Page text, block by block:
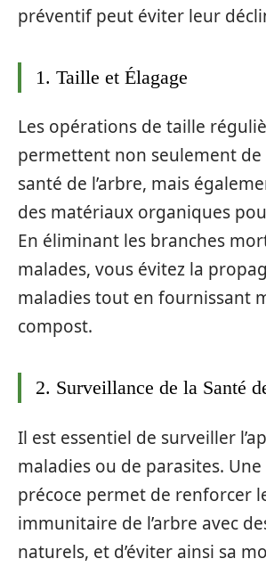
préventif peut éviter leur
1. Taille et Élagage
Les opérations de taille
permettent non seulement
santé de l’arbre, mais
des matériaux organiques
En éliminant les branches
malades, vous évitez la
maladies tout en fournissant
compost.
2. Surveillance de la Santé
Il est essentiel de surveiller
maladies ou de parasites.
précoce permet de renforcer
immunitaire de l’arbre avec
naturels, et d’éviter ainsi sa